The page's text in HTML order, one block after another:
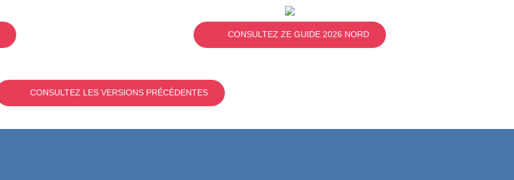
CONSULTEZ ZE GUIDE 2026 NORD
CONSULTEZ LES VERSIONS PRÉCÉDENTES